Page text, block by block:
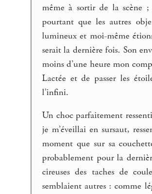
même à sortir de la scène ;
pourtant que les autres
lumineux et moi-même
serait la dernière fois. Son
moins d’une heure mon
Lactée et de passer les
l’infini.
Un choc parfaitement
je m’éveillai en sursaut,
moment que sur sa
probablement pour la
cireuses des taches de
semblaient autres : comme